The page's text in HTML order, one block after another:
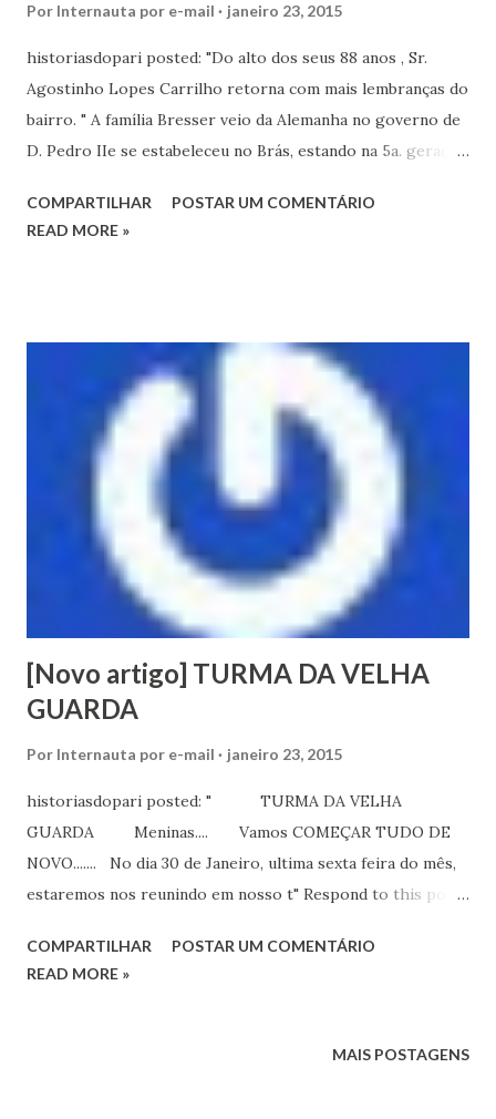
Por Internauta por e-mail janeiro 23, 2015
historiasdopari posted: "Do alto dos seus 88 anos , Sr.
Agostinho Lopes Carrilho retorna com mais lembranças do
bairro. " A família Bresser veio da Alemanha no governo de
D. Pedro IIe se estabeleceu no Brás, estando na 5a. geração
this post by replying above this line New post on Histórias
COMPARTILHAR
POSTAR UM COMENTÁRIO
READ MORE »
[Novo artigo] TURMA DA VELHA
GUARDA
Por Internauta por e-mail janeiro 23, 2015
historiasdopari posted: " TURMA DA VELHA
GUARDA Meninas.... Vamos COMEÇAR TUDO DE
NOVO....... No dia 30 de Janeiro, ultima sexta feira do mês,
estaremos nos reunindo em nosso t" Respond to this post
TURMA DA VELHA GUA...
COMPARTILHAR
POSTAR UM COMENTÁRIO
READ MORE »
MAIS POSTAGENS